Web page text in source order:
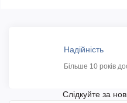
Надійність
Більше 10 років
Слідкуйте за